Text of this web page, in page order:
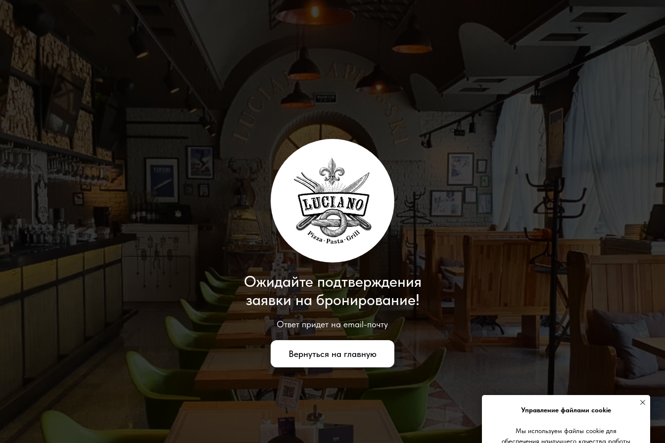
Управление файлами cookie
Мы используем файлы cookie для
обеспечения наилучшего качества работы
Ожидайте подтверждения
заявки на бронирование!
Вернуться на главную
Ответ придет на email-почту